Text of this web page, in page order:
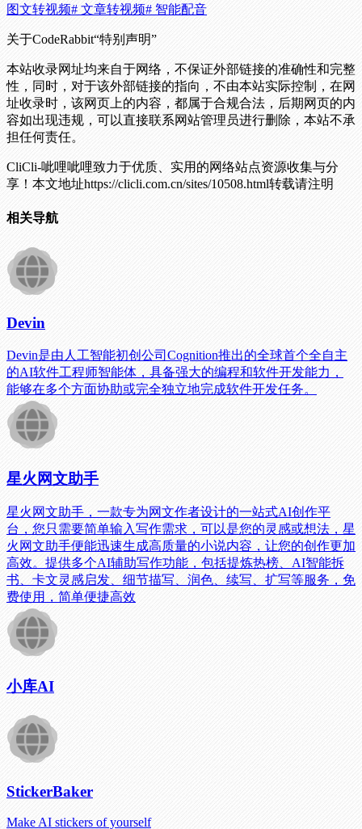
图文转视频# 文章转视频# 智能配音
关于CodeRabbit“特别声明”
本站收录网址均来自于网络，不保证外部链接的准确性和完整
性，同时，对于该外部链接的指向，不由本站实际控制，在网
址收录时，该网页上的内容，都属于合规合法，后期网页的内
容如出现违规，可以直接联系网站管理员进行删除，本站不承
担任何责任。
CliCli-呲哩呲哩致力于优质、实用的网络站点资源收集与分
享！ 本文地址https://clicli.com.cn/sites/10508.html转载请注明
相关导航
Devin
Devin是由人工智能初创公司Cognition推出的全球首个全自主
的AI软件工程师智能体，具备强大的编程和软件开发能力，
能够在多个方面协助或完全独立地完成软件开发任务。
星火网文助手
星火网文助手，一款专为网文作者设计的一站式AI创作平
台，您只需要简单输入写作需求，可以是您的灵感或想法，星
火网文助手便能迅速生成高质量的小说内容，让您的创作更加
高效。提供多个AI辅助写作功能，包括提炼热榜、AI智能拆
书、卡文灵感启发、细节描写、润色、续写、扩写等服务，免
费使用，简单便捷高效
小库AI
StickerBaker
Make AI stickers of yourself